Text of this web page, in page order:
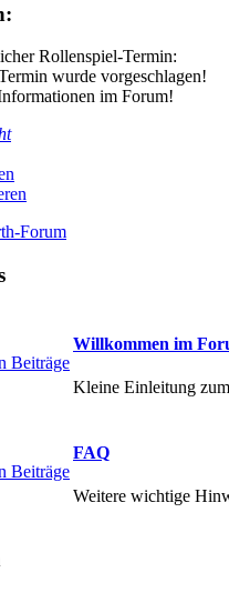
Rollenspiel-Termin:
wurde vorgeschlagen!
im Forum!
Forum
Willkommen im
Kleine Einleitung
FAQ
Weitere wichtige